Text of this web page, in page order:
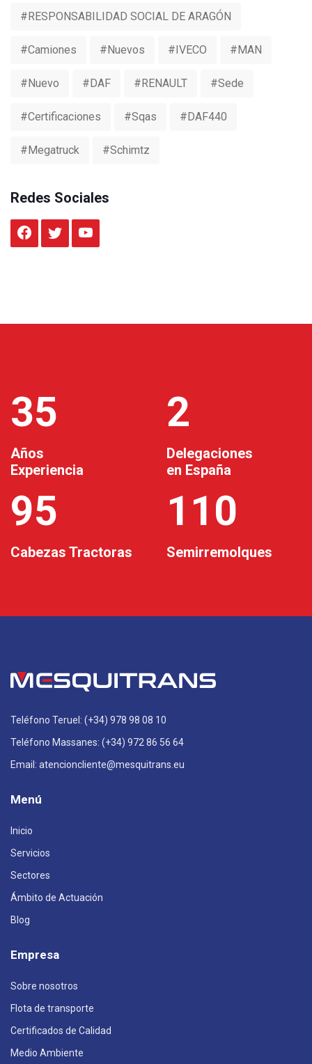
#RESPONSABILIDAD SOCIAL DE ARAGÓN
#camiones #nuevos #IVECO #MAN
#nuevo #DAF #RENAULT #sede
#certificaciones #sqas #DAF440
#Megatruck #Schimtz
Redes Sociales
35
Años
Experiencia
2
Delegaciones
en España
95
Cabezas Tractoras
110
Semirremolques
Teléfono Teruel: (+34) 978 98 08 10
Teléfono Massanes: (+34) 972 86 56 64
Email: atencioncliente@mesquitrans.eu
Menú
Inicio
Servicios
Sectores
Ámbito de Actuación
Blog
Empresa
Sobre nosotros
Flota de transporte
Certificados de Calidad
Medio Ambiente